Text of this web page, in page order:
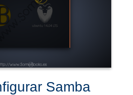
Samba